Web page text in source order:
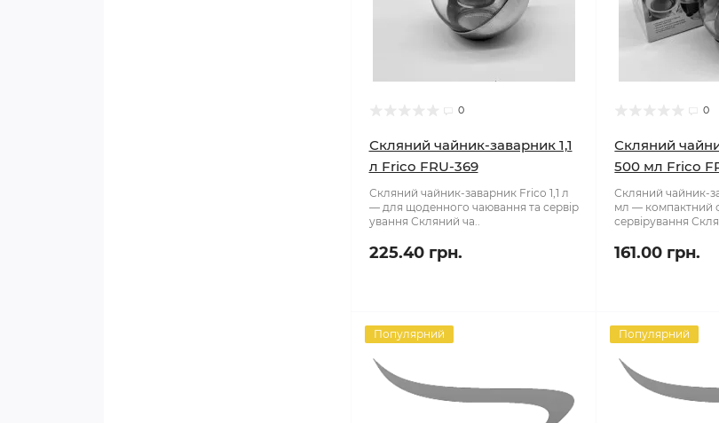
0
Скляний чайник-заварник 1,1
л Frico FRU-369
Скляний чайник-заварник Frico 1,1 л
— для щоденного чаювання та сервір
ування Скляний ча..
225.40 грн.
0
Скляний
500 мл Frico
Скляний чайник-
мл — компактний
сервірування
161.00 грн.
Популярний Популярний